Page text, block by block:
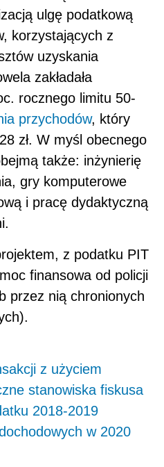
ulgę podatkową
korzystających z
uzyskania
zakładała
rocznego limitu 50-
przychodów, który
zł. W myśl obecnego
także: inżynierię
gry komputerowe
i pracę dydaktyczną
z podatku PIT
finansowa od policji
przez nią chronionych
z użyciem
stanowiska fiskusa
2018-2019
w 2020